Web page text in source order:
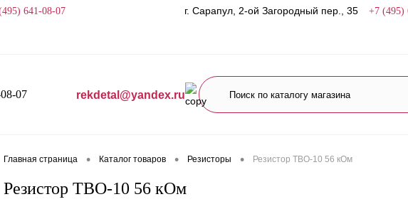
641-08-07 г. Сарапул, 2-ой Загородный пер., 35 +7 (495)
07 rekdetal@yandex.ru
Главная страница • Каталог товаров • Резисторы • Резистор ТВО-10 56 кОм
Резистор ТВО-10 56 кОм